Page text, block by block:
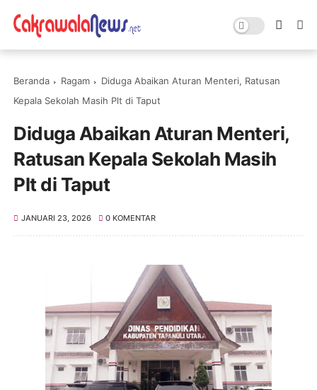
Beranda Ragam
Diduga Abaikan Aturan Menteri, Ratusan
Kepala Sekolah Masih Plt di Taput
Diduga Abaikan Aturan Menteri,
Ratusan Kepala Sekolah Masih
Plt di Taput
JANUARI 23, 2026 0 KOMENTAR